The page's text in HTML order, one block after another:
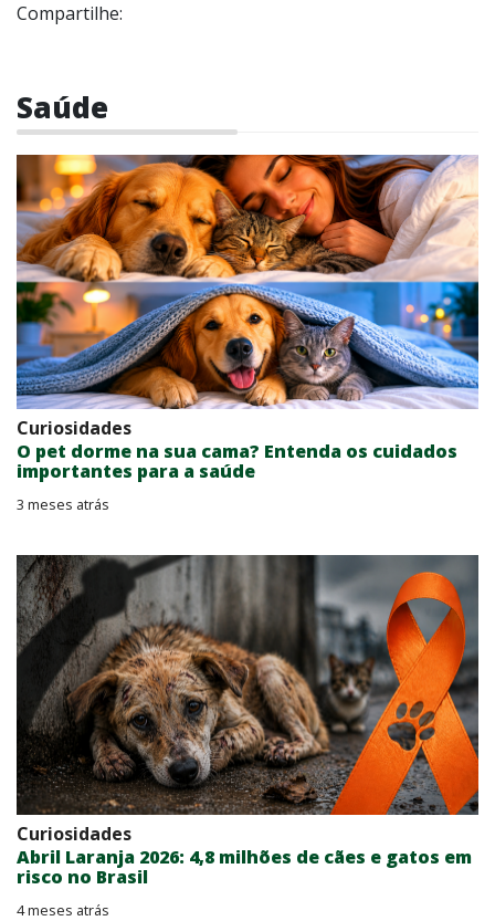
Compartilhe:
Saúde
Curiosidades
O pet dorme na sua cama? Entenda os cuidados
importantes para a saúde
3 meses atrás
Curiosidades
Abril Laranja 2026: 4,8 milhões de cães e gatos em
risco no Brasil
4 meses atrás